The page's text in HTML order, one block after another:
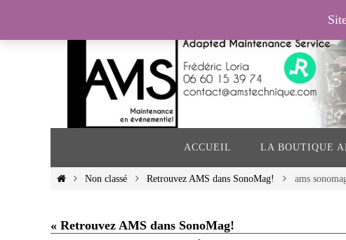
contenu
ACCUEIL LA BOUTIQUE
HomeNon classé Retrouvez AMS dans SonoMag! ams
« Retrouvez AMS dans SonoMag!